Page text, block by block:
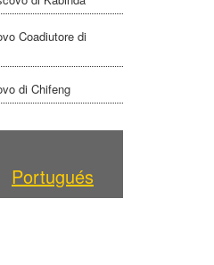
Coadiutore di
di Chifeng
Portugués